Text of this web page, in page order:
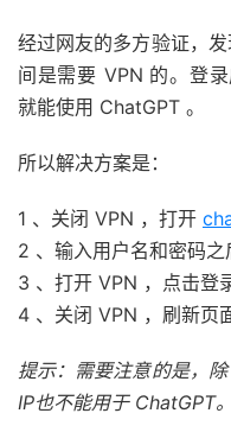
经过网友的多方验证，
间是需要 VPN 的。登
就能使用 ChatGPT 。
所以解决方案是：
1 、关闭 VPN ，打开
2 、输入用户名和密码之
3 、打开 VPN ，点击登
4 、关闭 VPN ，刷新页
提示：需要注意的是，
IP也不能用于 ChatGPT。